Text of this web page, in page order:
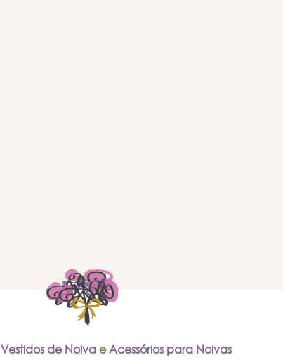
Vestidos de Noivae Acessórios para Noivas